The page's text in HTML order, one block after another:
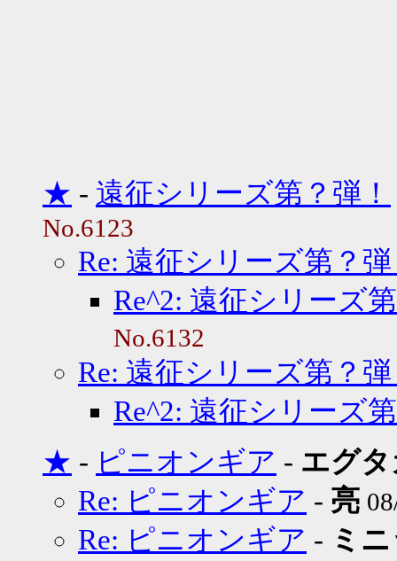
★ - 遠征シリーズ第？弾！
No.6123
Re: 遠征シリーズ第？
Re^2: 遠征シリーズ
No.6132
Re: 遠征シリーズ第？
Re^2: 遠征シリーズ
★ - ピニオンギア - エグ
Re: ピニオンギア - 亮
Re: ピニオンギア - ミ